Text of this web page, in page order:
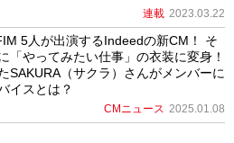
連載 2023.03.22
5人が出演するIndeedの新CM！ そ
「やってみたい仕事」の衣装に変身！
SAKURA（サクラ）さんがメンバーに
イスとは？
CMニュース 2025.01.08